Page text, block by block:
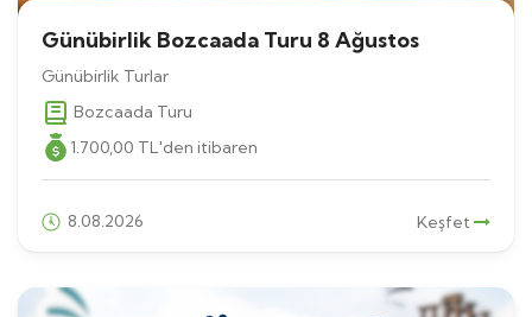
Günübirlik Bozcaada Turu 8 Ağustos
Günübirlik Turlar
Bozcaada Turu
1.700,00 TL'den itibaren
8.08.2026 Keşfet